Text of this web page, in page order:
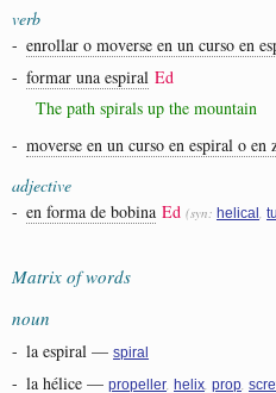
verb
- enrollar o moverse en un curso en
- formar una espiral Ed
The path spirals up the mountain
- moverse en un curso en espiral o en
adjective
- en forma de bobina Ed (syn: helical
Matrix of words
noun
- la espiral — spiral
- la hélice — propeller helix prop